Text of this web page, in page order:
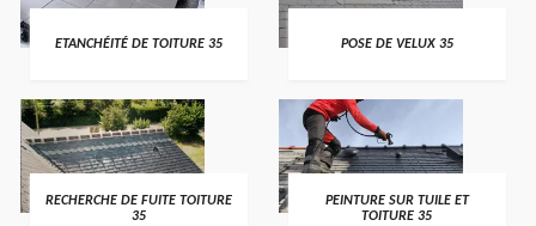
ETANCHÉITÉ DE TOITURE 35 POSE DE VELUX 35
RECHERCHE DE FUITE TOITURE
35
PEINTURE SUR TUILE ET
TOITURE 35